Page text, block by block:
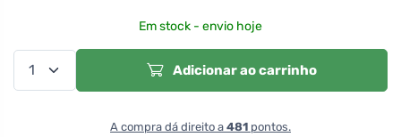
Em stock - envio hoje
Adicionar ao carrinho
A compra dá direito a 481 pontos.